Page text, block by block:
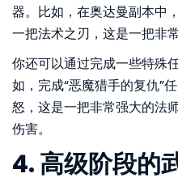
器。比如，在奥达曼副本中
一把法术之刃，这是一把非
你还可以通过完成一些特殊
如，完成“恶魔猎手的复仇”
怒，这是一把非常强大的法
伤害。
4. 高级阶段的